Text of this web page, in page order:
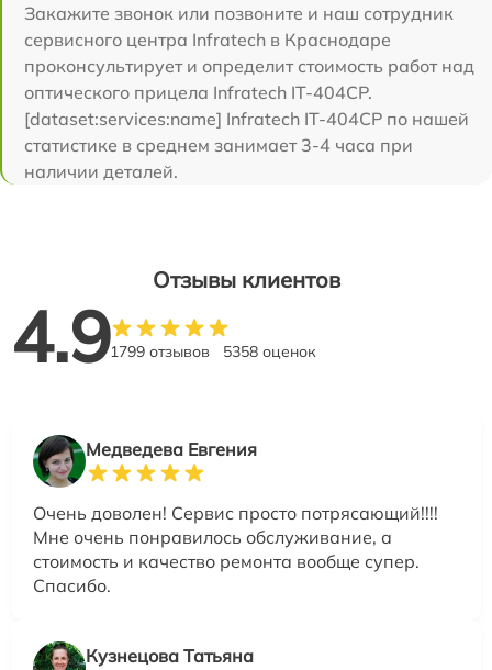
Закажите звонок или позвоните и наш сотрудник
сервисного центра Infratech в Краснодаре
проконсультирует и определит стоимость работ над
оптического прицела Infratech IT-404CP.
[dataset:services:name] Infratech IT-404CP по нашей
статистике в среднем занимает 3-4 часа при
наличии деталей.
Отзывы клиентов
4.91799 отзывов 5358 оценок
Медведева Евгения
Очень доволен! Сервис просто потрясающий!!!!
Мне очень понравилось обслуживание, а
стоимость и качество ремонта вообще супер.
Спасибо.
Кузнецова Татьяна